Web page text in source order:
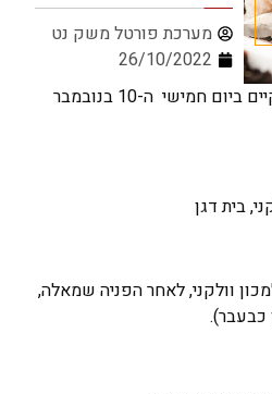
מערכת פורטל משק נט
26/10/2022
הנך מוזמן/ת ליום עיון שיתקיים ביום חמישי ה-10 בנובמבר
בית דגן
וולקני, לאחר הפניה שמאלה,
כבעבר).